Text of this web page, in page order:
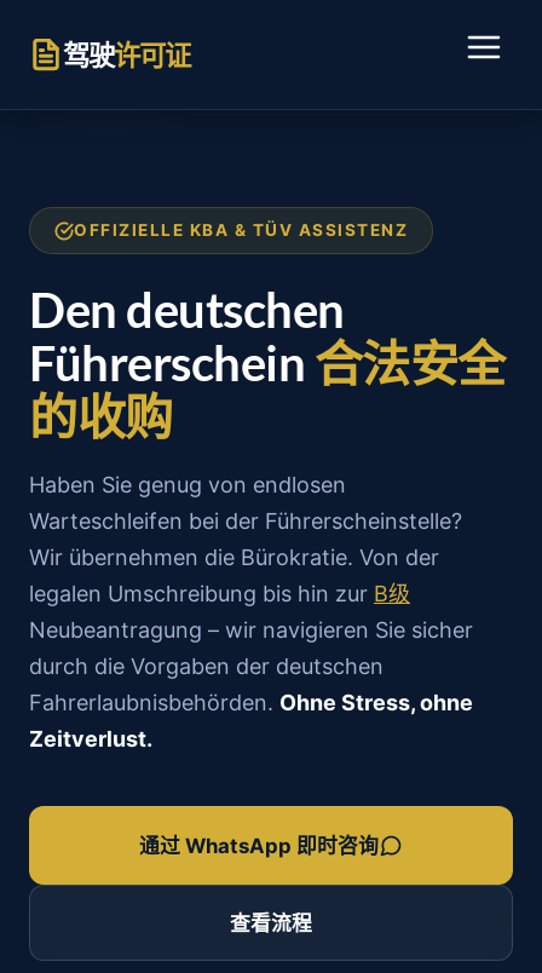
容
驾驶许可证
OFFIZIELLE KBA & TÜV ASSISTENZ
Den deutschen
Führerschein 合法安全
的收购
Haben Sie genug von endlosen
Warteschleifen bei der Führerscheinstelle?
Wir übernehmen die Bürokratie. Von der
legalen Umschreibung bis hin zur B级
Neubeantragung – wir navigieren Sie sicher
durch die Vorgaben der deutschen
Fahrerlaubnisbehörden. Ohne Stress, ohne
Zeitverlust.
通过 WhatsApp 即时咨询
查看流程